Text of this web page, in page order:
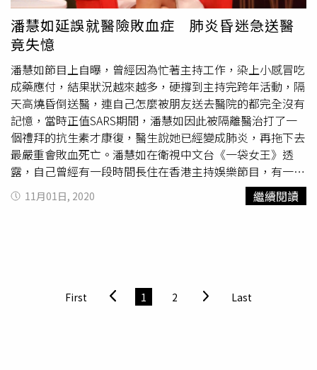
天帶他去看醫生，診斷後發現是疥蟲感染導致的 疥瘡，醫生
還叮囑他要注意衛生習慣。原來，當時表哥來南部參加救國
團活動，在家裡住了一個禮拜，可能因為表哥參加活動後將
衣物、襪子通通一起洗，他才被感染，於是全家總動員把衣
物全部消毒過，馬力歐事後塗抹 疥瘡藥也安然痊癒。
潘慧如延誤就醫險敗血症 肺炎昏迷急送醫
竟失憶
潘慧如節目上自曝，曾經因為忙著主持工作，染上小感冒吃
成藥應付，結果狀況越來越多，硬撐到主持完跨年活動，隔
天高燒昏倒送醫，連自己怎麼被朋友送去醫院的都完全沒有
記憶，當時正值SARS期間，潘慧如因此被隔離醫治打了一
個禮拜的抗生素才康復，醫生說她已經變成肺炎，再拖下去
最嚴重會敗血死亡。潘慧如在衛視中文台《一袋女王》透
露，自己曾經有一段時間長住在香港主持娛樂節目，有一年
年底時得了小感冒，因為當時工作正忙，再加上只是喉嚨痛
痛的，於是就先補充維他命C加上多喝水，看感冒會不會自
胃痛吞胃藥卻冒冷汗緊急送醫。（圖／衛視中文台提供）兩
個禮拜後，潘慧如聲音開始變得低沉沙啞，因為節目是每天
11月01日, 2020 繼續閱讀
First 1 2 Last